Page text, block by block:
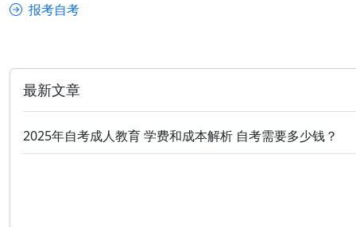
报考自考
最新文章
2025年自考成人教育 学费和成本解析 自考需要多少钱？